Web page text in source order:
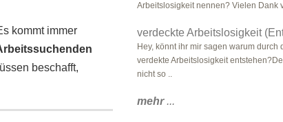
kommt immer
beschafft,
Arbeitslosigkeit nennen? Vielen Dank
verdeckte Arbeitslosigkeit
Hey, könnt ihr mir sagen warum durch
verdekte Arbeitslosigkeit
nicht so ..
mehr...